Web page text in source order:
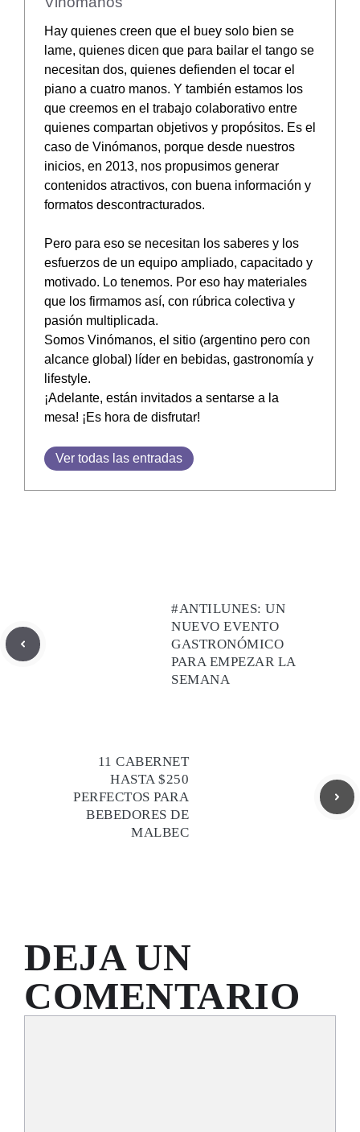
Hay quienes creen que el buey solo bien se
lame, quienes dicen que para bailar el tango se
necesitan dos, quienes defienden el tocar el
piano a cuatro manos. Y también estamos los
que creemos en el trabajo colaborativo entre
quienes compartan objetivos y propósitos. Es el
caso de Vinómanos, porque desde nuestros
inicios, en 2013, nos propusimos generar
contenidos atractivos, con buena información y
formatos descontracturados.
Pero para eso se necesitan los saberes y los
esfuerzos de un equipo ampliado, capacitado y
motivado. Lo tenemos. Por eso hay materiales
que los firmamos así, con rúbrica colectiva y
pasión multiplicada.
Somos Vinómanos, el sitio (argentino pero con
alcance global) líder en bebidas, gastronomía y
lifestyle.
¡Adelante, están invitados a sentarse a la
mesa! ¡Es hora de disfrutar!
Ver todas las entradas
#ANTILUNES: UN
NUEVO EVENTO
GASTRONÓMICO
PARA EMPEZAR LA
SEMANA
11 CABERNET
HASTA $250
PERFECTOS PARA
BEBEDORES DE
MALBEC
DEJA UN
COMENTARIO